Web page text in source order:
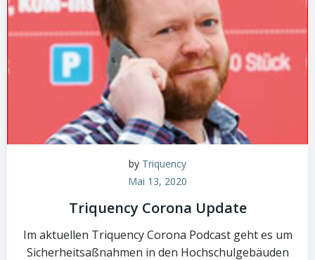
by Triquency
Mai 13, 2020
Triquency Corona Update
Im aktuellen Triquency Corona Podcast geht es um
Sicherheitsaßnahmen in den Hochschulgebäuden